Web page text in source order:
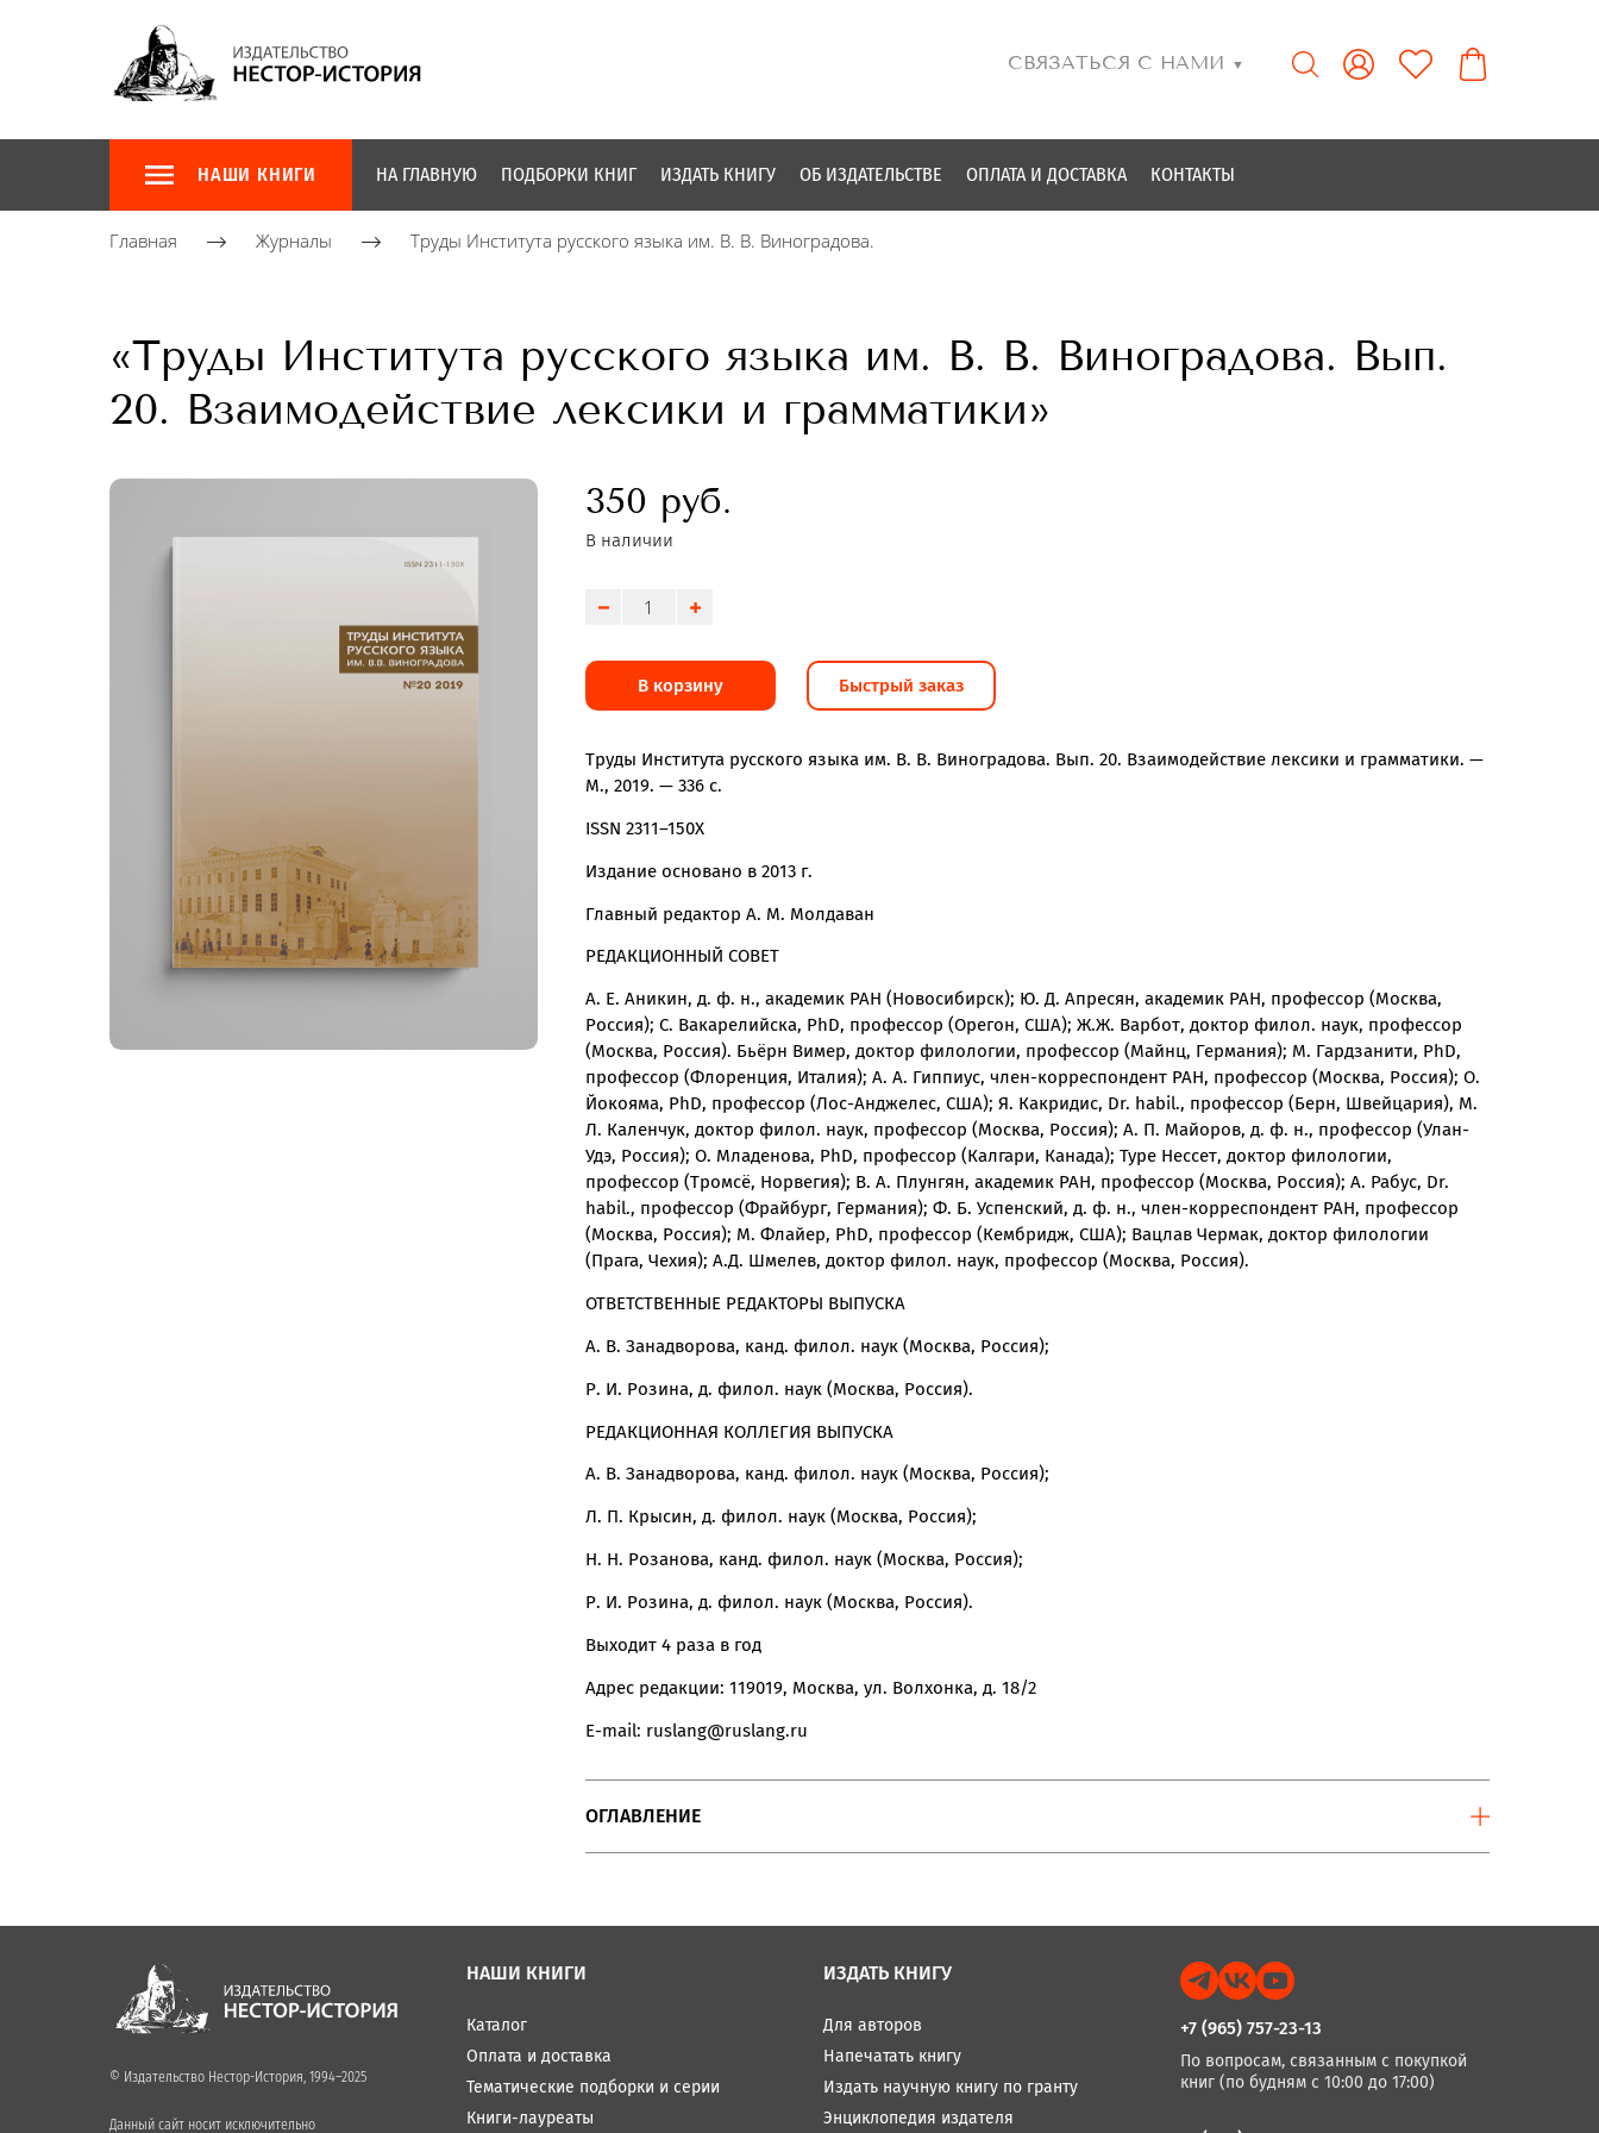
СВЯЗАТЬСЯ С НАМИ ▼
НАШИ КНИГИ НА ГЛАВНУЮ ПОДБОРКИ КНИГ ИЗДАТЬ КНИГУ ОБ ИЗДАТЕЛЬСТВЕ ОПЛАТА И ДОСТАВКА КОНТАКТЫ
Главная Журналы Труды Института русского языка им. В. В. Виноградова.
«Труды Института русского языка им. В. В. Виноградова. Вып.
20. Взаимодействие лексики и грамматики»
350 руб.
В наличии
В корзину Быстрый заказ
Труды Института русского языка им. В. В. Виноградова. Вып. 20. Взаимодействие лексики и грамматики. —
М., 2019. — 336 с.
ISSN 2311–150X
Издание основано в 2013 г.
Главный редактор А. М. Молдаван
РЕДАКЦИОННЫЙ СОВЕТ
А. Е. Аникин, д. ф. н., академик РАН (Новосибирск); Ю. Д. Апресян, академик РАН, профессор (Москва,
Россия); С. Вакарелийска, PhD, профессор (Орегон, США); Ж.Ж. Варбот, доктор филол. наук, профессор
(Москва, Россия). Бьёрн Вимер, доктор филологии, профессор (Майнц, Германия); М. Гардзанити, PhD,
профессор (Флоренция, Италия); А. А. Гиппиус, член-корреспондент РАН, профессор (Москва, Россия); О.
Йокояма, PhD, профессор (Лос-Анджелес, США); Я. Какридис, Dr. habil., профессор (Берн, Швейцария), М.
Л. Каленчук, доктор филол. наук, профессор (Москва, Россия); А. П. Майоров, д. ф. н., профессор (Улан-
Удэ, Россия); О. Младенова, PhD, профессор (Калгари, Канада); Туре Нессет, доктор филологии,
профессор (Тромсё, Норвегия); В. А. Плунгян, академик РАН, профессор (Москва, Россия); А. Рабус, Dr.
habil., профессор (Фрайбург, Германия); Ф. Б. Успенский, д. ф. н., член-корреспондент РАН, профессор
(Москва, Россия); М. Флайер, PhD, профессор (Кембридж, США); Вацлав Чермак, доктор филологии
(Прага, Чехия); А.Д. Шмелев, доктор филол. наук, профессор (Москва, Россия).
ОТВЕТСТВЕННЫЕ РЕДАКТОРЫ ВЫПУСКА
А. В. Занадворова, канд. филол. наук (Москва, Россия);
Р. И. Розина, д. филол. наук (Москва, Россия).
РЕДАКЦИОННАЯ КОЛЛЕГИЯ ВЫПУСКА
А. В. Занадворова, канд. филол. наук (Москва, Россия);
Л. П. Крысин, д. филол. наук (Москва, Россия);
Н. Н. Розанова, канд. филол. наук (Москва, Россия);
Р. И. Розина, д. филол. наук (Москва, Россия).
Выходит 4 раза в год
Адрес редакции: 119019, Москва, ул. Волхонка, д. 18/2
E-mail: ruslang@ruslang.ru
ОГЛАВЛЕНИЕ
© Издательство Нестор-История, 1994–2025
Данный сайт носит исключительно
НАШИ КНИГИ
Каталог
Оплата и доставка
Тематические подборки и серии
Книги-лауреаты
ИЗДАТЬ КНИГУ
Для авторов
Напечатать книгу
Издать научную книгу по гранту
Энциклопедия издателя
+7 (965) 757-23-13
По вопросам, связанным с покупкой
книг (по будням с 10:00 до 17:00)